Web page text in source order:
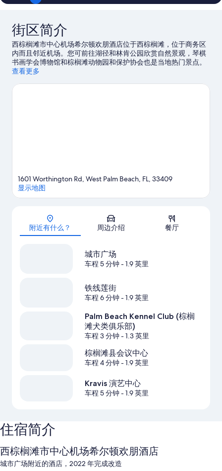
街区简介
西棕榈滩市中心机场希尔顿欢朋酒店位于西棕榈滩，位于商务区
内而且邻近机场。您可前往湖径和林肯公园欣赏自然景观，琴棋
书画学会博物馆和棕榈滩动物园和保护协会也是当地热门景点。
切勿错过急流水上公园。您可在附近体验划皮艇、水肺潜水和浮
查看更多
地图
1601 Worthington Rd, West Palm Beach, FL, 33409
显示地图
附近有什么？ 周边介绍 餐厅
城市广场
车程 5 分钟- 1.9 英里
铁线莲街
车程 6 分钟- 1.9 英里
Palm Beach Kennel Club (棕榈
滩犬类俱乐部)
车程 3 分钟- 1.3 英里
棕榈滩县会议中心
车程 4 分钟- 1.9 英里
Kravis 演艺中心
车程 5 分钟- 1.9 英里
住宿简介
西棕榈滩市中心机场希尔顿欢朋酒店
城市广场附近的酒店，2022 年完成改造